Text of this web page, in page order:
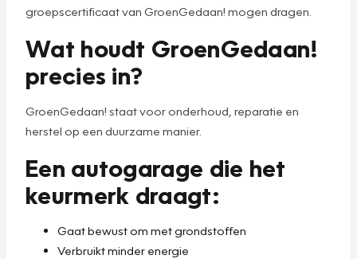
groepscertificaat van GroenGedaan! mogen dragen.
Wat houdt GroenGedaan!
precies in?
GroenGedaan! staat voor onderhoud, reparatie en
herstel op een duurzame manier.
Een autogarage die het
keurmerk draagt:
Gaat bewust om met grondstoffen
Verbruikt minder energie